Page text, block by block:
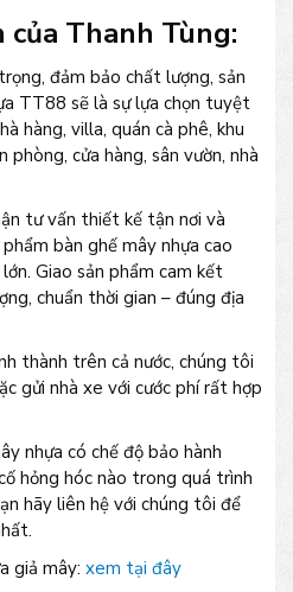
của Thanh Tùng:
đảm bảo chất lượng, sản
TT88 sẽ là sự lựa chọn tuyệt
hàng, villa, quán cà phê, khu
cửa hàng, sân vườn, nhà
tư vấn thiết kế tận nơi và
bàn ghế mây nhựa cao
Giao sản phẩm cam kết
chuẩn thời gian – đúng địa
thành trên cả nước, chúng tôi
gửi nhà xe với cước phí rất hợp
nhựa có chế độ bảo hành
hỏng hóc nào trong quá trình
hãy liên hệ với chúng tôi để
giả mây: xem tại đây